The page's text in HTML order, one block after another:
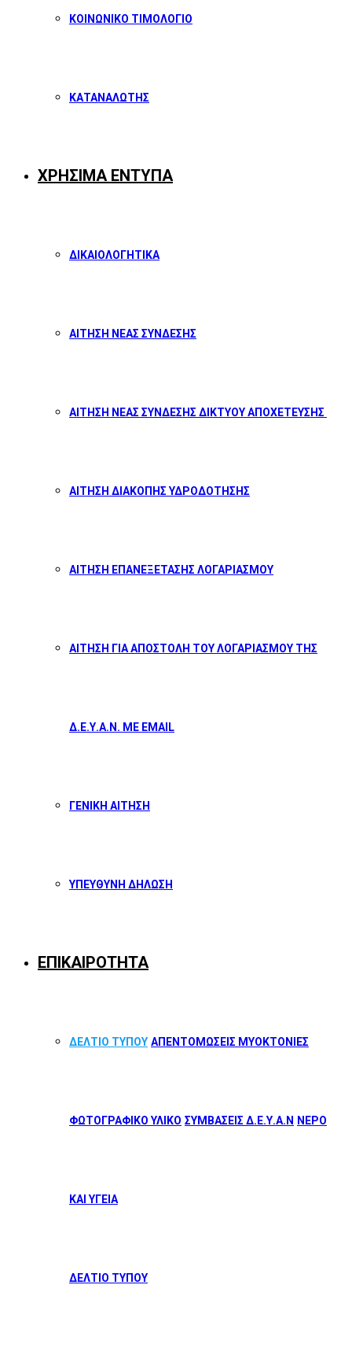
ΚΟΙΝΩΝΙΚΟ ΤΙΜΟΛΟΓΙΟ
ΚΑΤΑΝΑΛΩΤΗΣ
ΧΡΗΣΙΜΑ ΕΝΤΥΠΑ
ΔΙΚΑΙΟΛΟΓΗΤΙΚΑ
ΑΙΤΗΣΗ ΝΕΑΣ ΣΥΝΔΕΣΗΣ
ΑΙΤΗΣΗ ΝΕΑΣ ΣΥΝΔΕΣΗΣ ΔΙΚΤΥΟΥ ΑΠΟΧΕΤΕΥΣΗΣ
ΑΙΤΗΣΗ ΔΙΑΚΟΠΗΣ ΥΔΡΟΔΟΤΗΣΗΣ
ΑΙΤΗΣΗ ΕΠΑΝΕΞΕΤΑΣΗΣ ΛΟΓΑΡΙΑΣΜΟΥ
ΑΙΤΗΣΗ ΓΙΑ ΑΠΟΣΤΟΛΗ ΤΟΥ ΛΟΓΑΡΙΑΣΜΟΥ ΤΗΣ
Δ.Ε.Υ.Α.Ν. ΜΕ EMAIL
ΓΕΝΙΚΗ ΑΙΤΗΣΗ
ΥΠΕΥΘΥΝΗ ΔΗΛΩΣΗ
ΕΠΙΚΑΙΡΟΤΗΤΑ
ΔΕΛΤΙΟ ΤΥΠΟΥ ΑΠΕΝΤΟΜΩΣΕΙΣ ΜΥΟΚΤΟΝΙΕΣ
ΦΩΤΟΓΡΑΦΙΚΟ ΥΛΙΚΟ ΣΥΜΒΑΣΕΙΣ Δ.Ε.Υ.Α.Ν ΝΕΡΟ
ΚΑΙ ΥΓΕΙΑ
ΔΕΛΤΙΟ ΤΥΠΟΥ